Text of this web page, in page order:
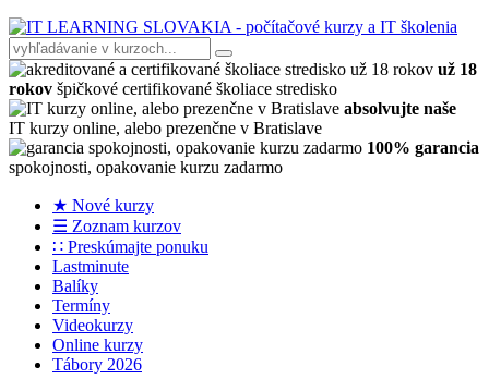
už 18
rokov špičkové certifikované školiace stredisko
absolvujte naše
IT kurzy online, alebo prezenčne v Bratislave
100% garancia
spokojnosti, opakovanie kurzu zadarmo
★ Nové kurzy
☰ Zoznam kurzov
∷ Preskúmajte ponuku
Lastminute
Balíky
Termíny
Videokurzy
Online kurzy
Tábory 2026